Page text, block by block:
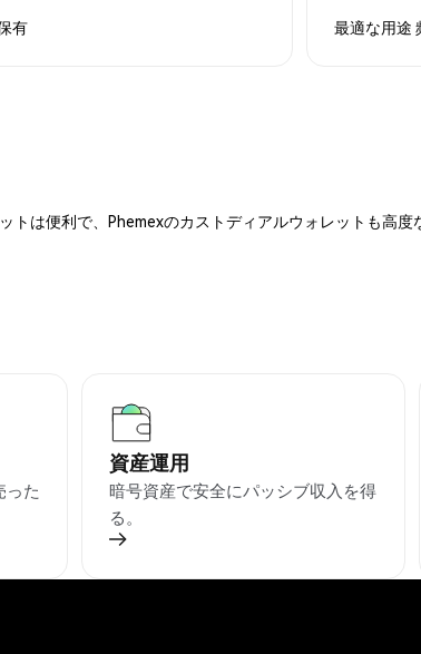
有
最適な用途
は便利で、Phemexのカストディアルウォレットも高度
った
資産運用
暗号資産で安全にパッシブ収入を得
る。